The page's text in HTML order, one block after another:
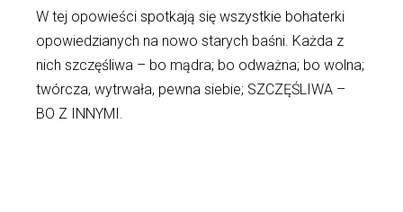
W tej opowieści spotkają się wszystkie bohaterki
opowiedzianych na nowo starych baśni. Każda z
nich szczęśliwa – bo mądra; bo odważna; bo wolna;
twórcza, wytrwała, pewna siebie; SZCZĘŚLIWA –
BO Z INNYMI.